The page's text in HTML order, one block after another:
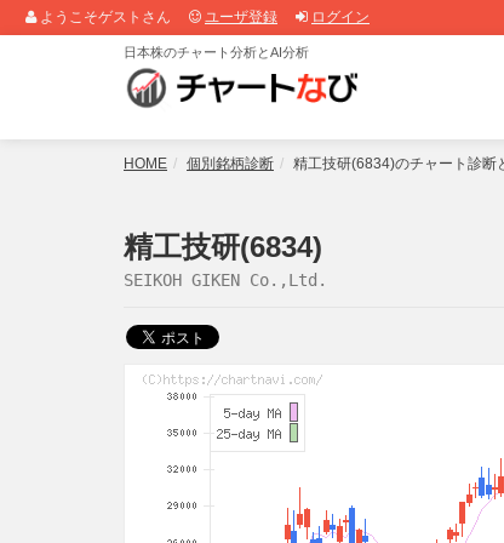
ようこそゲストさん ユーザ登録 ログイン
日本株のチャート分析とAI分析
HOME 個別銘柄診断 精工技研(6834)のチャート診断
精工技研(6834)
SEIKOH GIKEN Co.,Ltd.